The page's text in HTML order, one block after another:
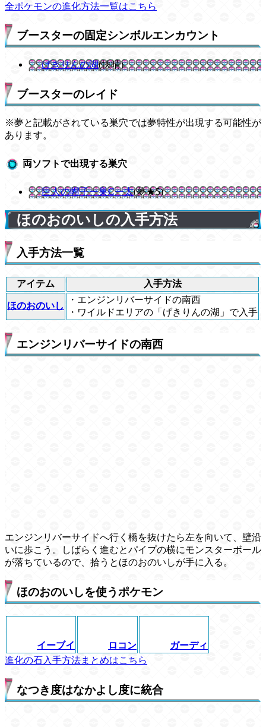
全ポケモンの進化方法一覧はこちら
ブースターの固定シンボルエンカウント
げきりんの湖(快晴)
ブースターのレイド
※夢と記載がされている巣穴では夢特性が出現する可能性が
あります。
両ソフトで出現する巣穴
巨人の帽子ー巣Cー太(夢★5)
ほのおのいしの入手方法
入手方法一覧
アイテム 入手方法
ほのおのいし
・エンジンリバーサイドの南西
・ワイルドエリアの「げきりんの湖」で入手
エンジンリバーサイドの南西
エンジンリバーサイドへ行く橋を抜けたら左を向いて、壁沿
いに歩こう。しばらく進むとパイプの横にモンスターボール
が落ちているので、拾うとほのおのいしが手に入る。
ほのおのいしを使うポケモン
イーブイ ロコン
ガーディ
進化の石入手方法まとめはこちら
なつき度はなかよし度に統合